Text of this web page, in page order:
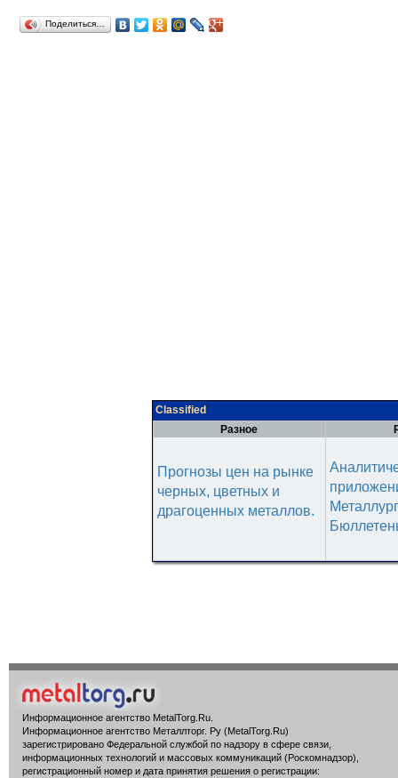
Поделиться…
Classified
Разное
Прогнозы цен на рынке
черных, цветных и
драгоценных металлов.
Информационное агентство MetalTorg.Ru
Информационное агентство Металлторг. Ру (MetalTorg.Ru)
зарегистрировано Федеральной службой по надзору в сфере связи,
информационных технологий и массовых коммуникаций (Роскомнадзор),
регистрационный номер и дата принятия решения о регистрации: